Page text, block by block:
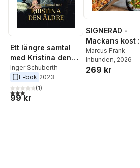
Ett längre samtal
med Kristina den
äldre
Inger Schuberth
E-bok 2023
3,0utav 5 stjärnor. Totalt antal röster:
(1)
99 kr
SIGNERAD -
Mackans kost :
Middagar och
matlådor
Marcus Frank
Inbunden, 2026
269 kr